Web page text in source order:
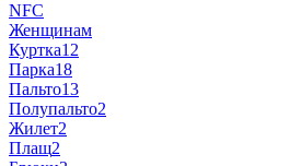
NFC
Женщинам
Куртка12
Парка18
Пальто13
Полупальто2
Жилет2
Плащ2